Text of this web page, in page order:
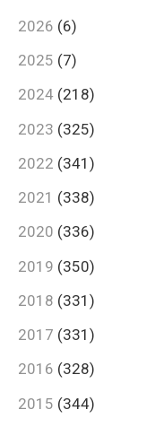
2026 (6)
2025 (7)
2024 (218)
2023 (325)
2022 (341)
2021 (338)
2020 (336)
2019 (350)
2018 (331)
2017 (331)
2016 (328)
2015 (344)